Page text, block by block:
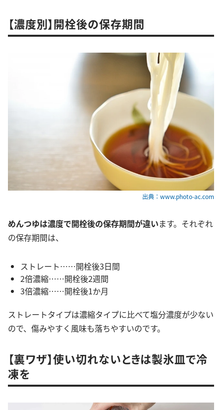
【濃度別】開栓後の保存期間
出典：www.photo-ac.com
めんつゆは濃度で開栓後の保存期間が違います。それぞれ
の保存期間は、
ストレート……開栓後3日間
2倍濃縮……開栓後2週間
3倍濃縮……開栓後1か月
ストレートタイプは濃縮タイプに比べて塩分濃度が少ない
ので、傷みやすく風味も落ちやすいのです。
【裏ワザ】使い切れないときは製氷皿で冷
凍を